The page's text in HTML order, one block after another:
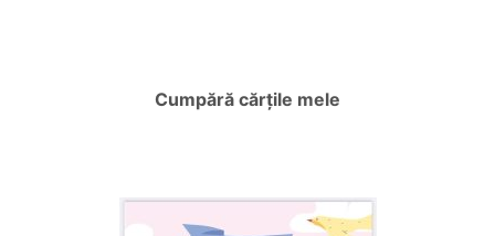
Cumpără cărțile mele